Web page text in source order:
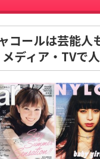
コールは芸能人
メディア・TVで